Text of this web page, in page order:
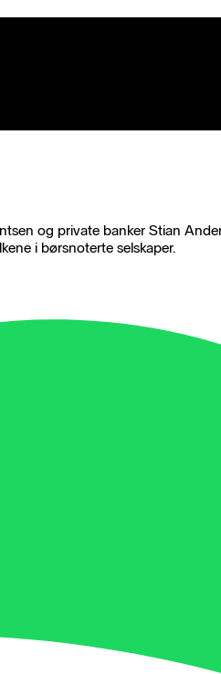
og private banker Stian
i børsnoterte selskaper.